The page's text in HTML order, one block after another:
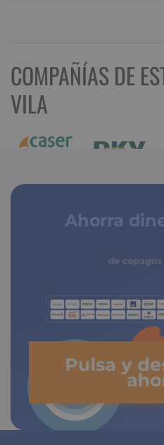
COMPAÑÍAS DE
VILA
Ahorra
de copagos
Pulsa y